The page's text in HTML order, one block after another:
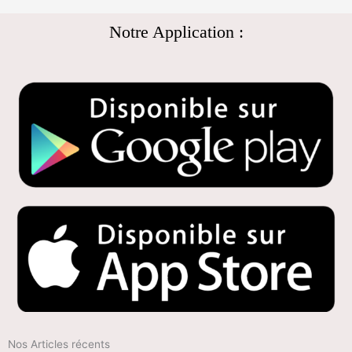
Notre Application :
Nos Articles récents